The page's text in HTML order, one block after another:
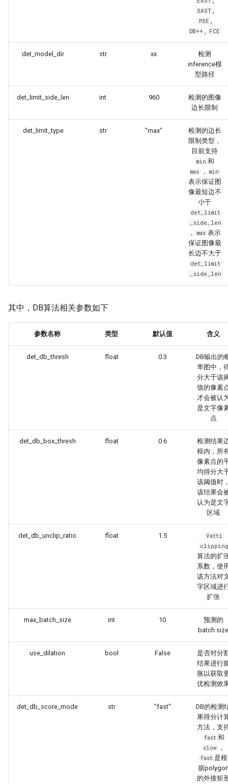
SAST ,
PSE ,
DB++ , FCE
det_model_dir str xx
检测
inference模
型路径
det_limit_side_len int 960
检测的图像
边长限制
det_limit_type str "max"
检测的边长
限制类型，
目前支持
min 和
max ， min
表示保证图
像最短边不
小于
det_limit
_side_len
， max 表示
保证图像最
长边不大于
det_limit
_side_len
其中，DB算法相关参数如下
参数名称 类型 默认值 含义
det_db_thresh float 0.3
DB输出的
率图中，
分大于该
值的像素
才会被认
是文字像
点
det_db_box_thresh float 0.6
检测结果
框内，所
像素点的
均得分大
该阈值时
该结果会
认为是文
区域
det_db_unclip_ratio float 1.5
Vatti
clipping
算法的扩
系数，使
该方法对
字区域进
扩张
max_batch_size int 10
预测的
batch size
use_dilation bool False
是否对分
结果进行
胀以获取
优检测效
det_db_score_mode str "fast"
DB的检测
果得分计
方法，支
fast 和
slow ，
fast 是根
据
的外接矩